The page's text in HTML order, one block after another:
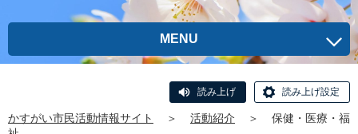
MENU
読み上げ 読み上げ設定
かすがい市民活動情報サイト ＞ 活動紹介 ＞
保健・医療・福